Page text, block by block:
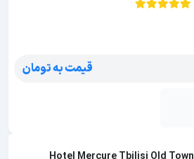
قیمت به تومان